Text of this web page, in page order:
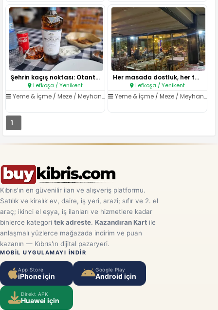
Şehrin kaçış noktası: Otantik ..
Lefkoşa / Yenikent
Yeme & İçme / Meze / Meyhane
Her masada dostluk, her tabakt..
Lefkoşa / Yenikent
Yeme & İçme /Meze / Meyhane
1
Kıbrıs'ın en güvenilir ilan ve alışveriş platformu.
Satılık ve kiralık ev, daire, iş yeri, arazi; sıfır ve 2. el
araç; ikinci el eşya, iş ilanları ve hizmetlere kadar
binlerce kategori tek adreste. Kazandıran Kart ile
anlaşmalı yüzlerce mağazada indirim ve puan
kazanın — Kıbrıs'ın dijital pazaryeri.
MOBIL UYGULAMAYI INDIR
App Store
iPhone için
Google Play
Android için
Direkt APK
Huawei için